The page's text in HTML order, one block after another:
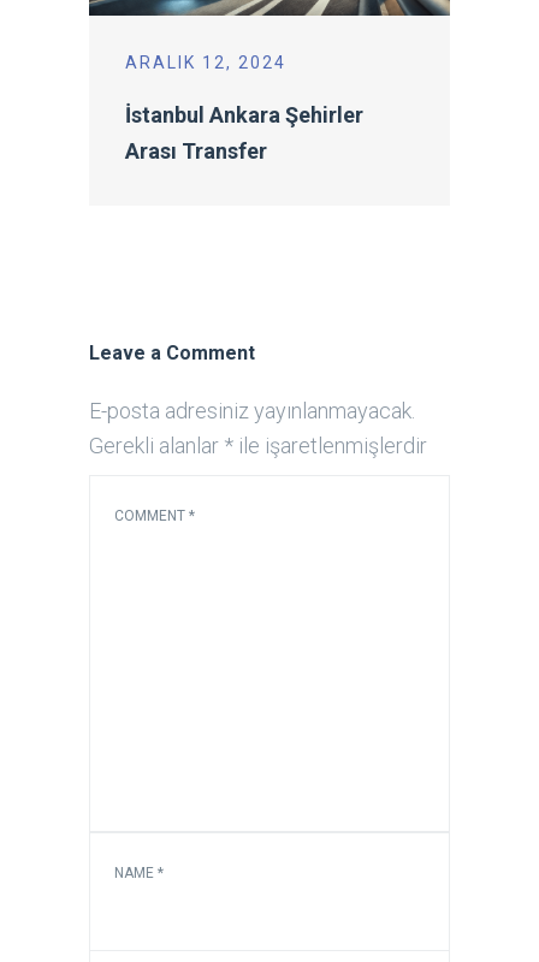
ARALIK 12, 2024
İstanbul Ankara Şehirler
Arası Transfer
Leave a Comment
E-posta adresiniz yayınlanmayacak.
Gerekli alanlar * ile işaretlenmişlerdir
COMMENT *
NAME *